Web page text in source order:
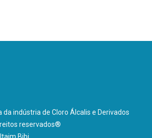
da indústria de Cloro Álcalis e Derivados
reservados®